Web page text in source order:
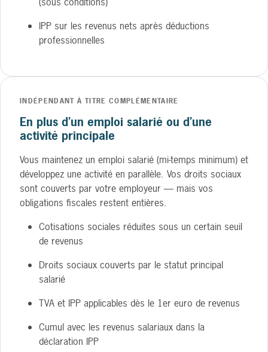
IPP sur les revenus nets après déductions
professionnelles
INDÉPENDANT À TITRE COMPLÉMENTAIRE
En plus d’un emploi salarié ou d’une
activité principale
Vous maintenez un emploi salarié (mi-temps minimum) et
développez une activité en parallèle. Vos droits sociaux
sont couverts par votre employeur — mais vos
obligations fiscales restent entières.
Cotisations sociales réduites sous un certain seuil
de revenus
Droits sociaux couverts par le statut principal
salarié
TVA et IPP applicables dès le 1er euro de revenus
Cumul avec les revenus salariaux dans la
déclaration IPP